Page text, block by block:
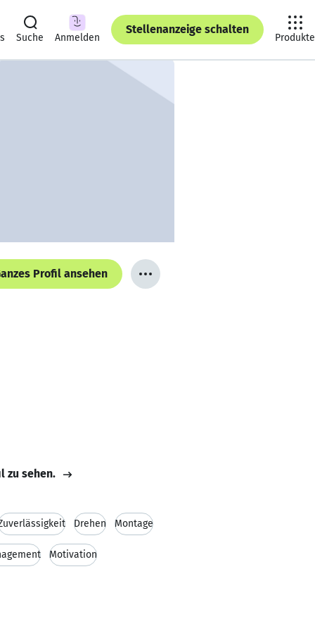
Suche Anmelden
Stellenanzeige schalten
Produkte
Profil ansehen
zu sehen.
Drehen Montage
Motivation